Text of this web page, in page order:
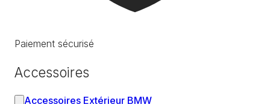
Paiement sécurisé
Accessoires
Accessoires Extérieur BMW